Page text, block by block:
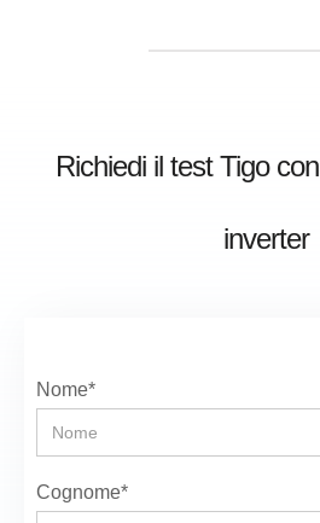
Richiedi il test Tigo con
inverter
Nome*
Cognome*